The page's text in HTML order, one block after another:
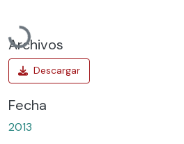
Cargando...
Archivos
Fecha
2013